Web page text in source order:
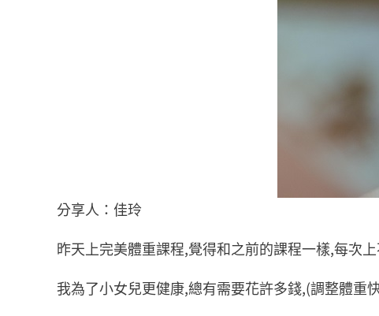
分享人：佳玲
昨天上完美體重課程,覺得和之前的課程一樣,每次
我為了小女兒更健康,總有需要花許多錢,(調整體